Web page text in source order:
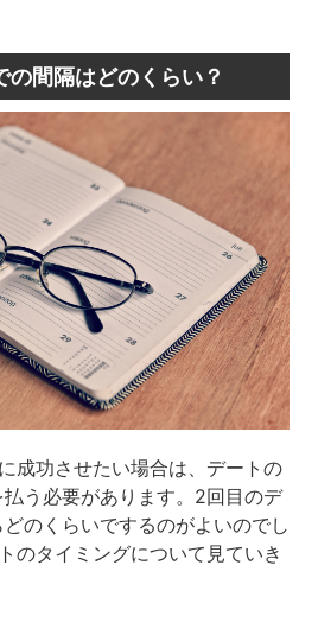
の間隔はどのくらい？
成功させたい場合は、デートの
う必要があります。2回目のデ
のくらいでするのがよいのでし
のタイミングについて見ていき